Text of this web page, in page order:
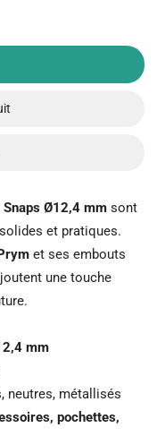
Ø12,4 mm sont
et pratiques.
et ses embouts
une touche
mm
neutres, métallisés
pochettes,